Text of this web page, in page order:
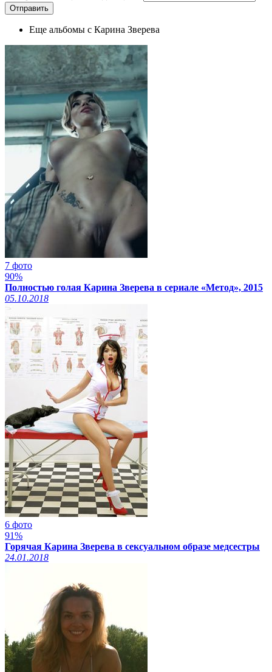
Еще альбомы с Карина Зверева
7 фото
90%
Полностью голая Карина Зверева в сериале «Метод», 2015
05.10.2018
6 фото
91%
Горячая Карина Зверева в сексуальном образе медсестры
24.01.2018